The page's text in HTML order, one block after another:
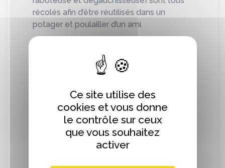
récolés afin d’être réutilisés dans un
potager et poulailler d’un ami.
côté pour se chauffer au poêle pendant
Mes chutes plus grandes sont
entreposées et réutilisées pour des plus
petits projets.
Je n’utilise aucun produit toxique sur la
Ce site utilise des
cookies et vous donne
le contrôle sur ceux
que vous souhaitez
activer